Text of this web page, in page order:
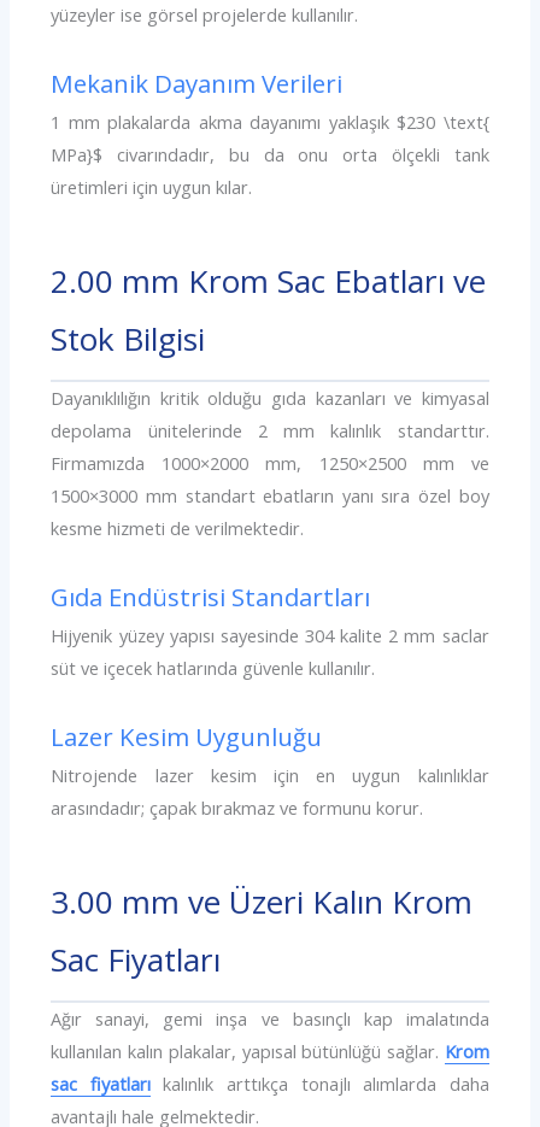
yüzeyler ise görsel projelerde kullanılır.
Mekanik Dayanım Verileri
1 mm plakalarda akma dayanımı yaklaşık $230 \text{
MPa}$ civarındadır, bu da onu orta ölçekli tank
üretimleri için uygun kılar.
2.00 mm Krom Sac Ebatları ve
Stok Bilgisi
Dayanıklılığın kritik olduğu gıda kazanları ve kimyasal
depolama ünitelerinde 2 mm kalınlık standarttır.
Firmamızda 1000×2000 mm, 1250×2500 mm ve
1500×3000 mm standart ebatların yanı sıra özel boy
kesme hizmeti de verilmektedir.
Gıda Endüstrisi Standartları
Hijyenik yüzey yapısı sayesinde 304 kalite 2 mm saclar
süt ve içecek hatlarında güvenle kullanılır.
Lazer Kesim Uygunluğu
Nitrojende lazer kesim için en uygun kalınlıklar
arasındadır; çapak bırakmaz ve formunu korur.
3.00 mm ve Üzeri Kalın Krom
Sac Fiyatları
Ağır sanayi, gemi inşa ve basınçlı kap imalatında
kullanılan kalın plakalar, yapısal bütünlüğü sağlar. Krom
sac fiyatlarıkalınlık arttıkça tonajlı alımlarda daha
avantajlı hale gelmektedir.